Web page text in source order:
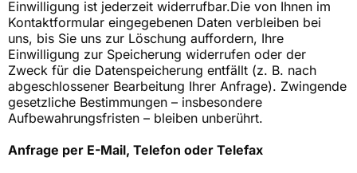
Einwilligung ist jederzeit widerrufbar.Die von Ihnen im
Kontaktformular eingegebenen Daten verbleiben bei
uns, bis Sie uns zur Löschung auffordern, Ihre
Einwilligung zur Speicherung widerrufen oder der
Zweck für die Datenspeicherung entfällt (z. B. nach
abgeschlossener Bearbeitung Ihrer Anfrage). Zwingende
gesetzliche Bestimmungen – insbesondere
Aufbewahrungsfristen – bleiben unberührt.
Anfrage per E-Mail, Telefon oder Telefax